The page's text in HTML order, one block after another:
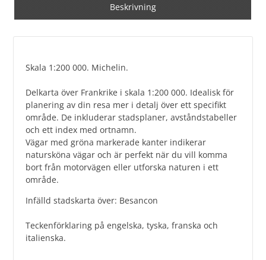
Beskrivning
Skala 1:200 000. Michelin.
Delkarta över Frankrike i skala 1:200 000. Idealisk för
planering av din resa mer i detalj över ett specifikt
område. De inkluderar stadsplaner, avståndstabeller
och ett index med ortnamn.
Vägar med gröna markerade kanter indikerar
natursköna vägar och är perfekt när du vill komma
bort från motorvägen eller utforska naturen i ett
område.
Infälld stadskarta över: Besancon
Teckenförklaring på engelska, tyska, franska och
italienska.